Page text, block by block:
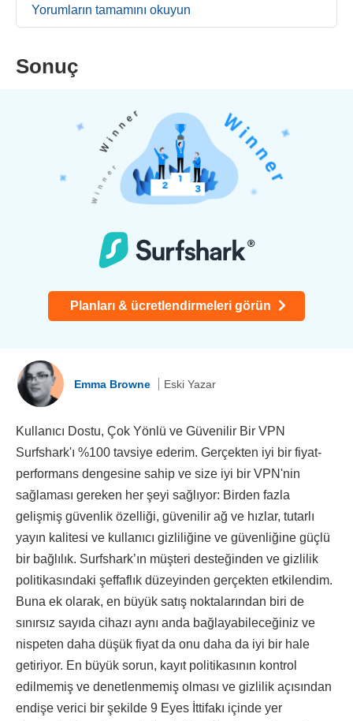
Yorumların tamamını okuyun
Sonuç
Planları & ücretlendirmeleri görün
Emma Browne Eski Yazar
Kullanıcı Dostu, Çok Yönlü ve Güvenilir Bir VPN
Surfshark'ı %100 tavsiye ederim. Gerçekten iyi bir fiyat-
performans dengesine sahip ve size iyi bir VPN'nin
sağlaması gereken her şeyi sağlıyor: Birden fazla
gelişmiş güvenlik özelliği, güvenilir ağ ve hızlar, tutarlı
yayın kalitesi ve kullanıcı gizliliğine ve güvenliğine güçlü
bir bağlılık. Surfshark’ın müşteri desteğinden ve gizlilik
politikasındaki şeffaflık düzeyinden gerçekten etkilendim.
Buna ek olarak, en büyük satış noktalarından biri de
sınırsız sayıda cihazı aynı anda bağlayabileceğiniz ve
nispeten daha düşük fiyat da onu daha da iyi bir hale
getiriyor. En büyük sorun, kayıt politikasının kontrol
edilmemiş ve denetlenmemiş olması ve gizlilik açısından
endişe verici bir şekilde 9 Eyes İttifakı içinde yer